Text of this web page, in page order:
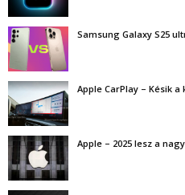
Samsung Galaxy S25
Apple CarPlay – Késik
Apple – 2025 lesz a